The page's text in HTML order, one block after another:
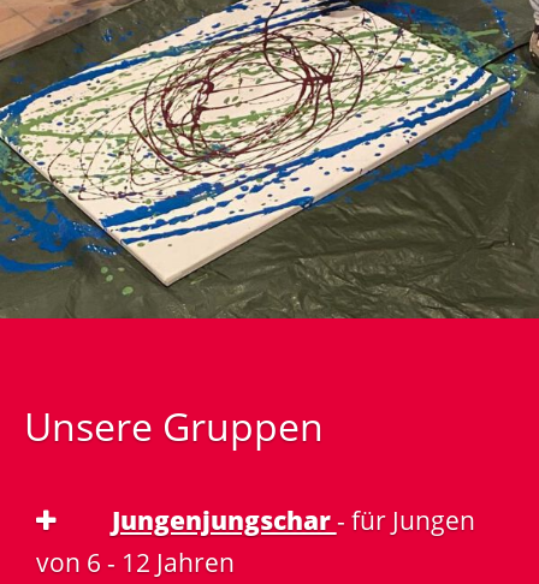
Unsere Gruppen
Jungenjungschar- für Jungen
von 6 - 12 Jahren